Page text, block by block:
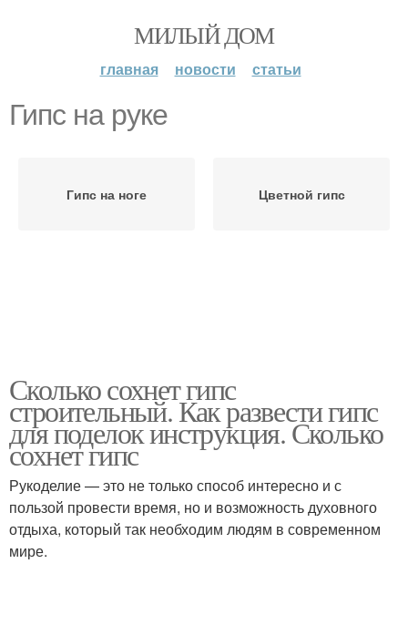
МИЛЫЙ ДОМ
главная новости статьи
Гипс на руке
Гипс на ноге Цветной гипс
Сколько сохнет гипс
строительный. Как развести гипс
для поделок инструкция. Сколько
сохнет гипс
Рукоделие — это не только способ интересно и с
пользой провести время, но и возможность духовного
отдыха, который так необходим людям в современном
мире.